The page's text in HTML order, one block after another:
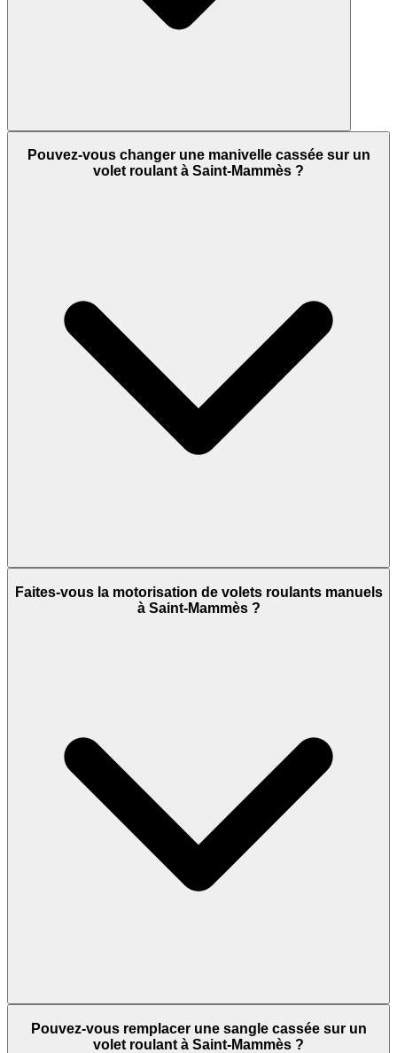
Pouvez-vous changer une manivelle cassée sur un
volet roulant à Saint-Mammès ?
Faites-vous la motorisation de volets roulants manuels
à Saint-Mammès ?
Pouvez-vous remplacer une sangle cassée sur un
volet roulant à Saint-Mammès ?